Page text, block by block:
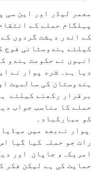
معمر لیڈر اور این سی
پہلگام حملے کے
کے اندر دہشت گردوں
کیلئے ہندوستانی فوج
انہوں نے حکومت ہندو
دیا ہے۔ شرد پوار نے
ہندوستان کی سالمیت
برقرار رکھنے کیلئے
حملے کا مناسب جواب
کو مبارکباد۔
پوار نےبعد میں
رات جو حملہ کیا گیا
امریکہ، جاپان اور
حمایت کی ہے لیکن فکر